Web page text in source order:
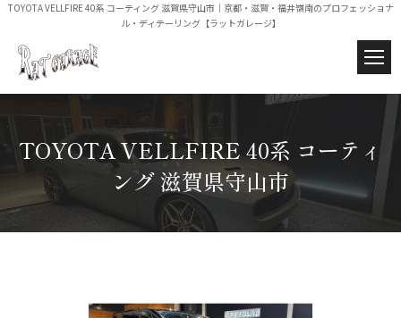
TOYOTA VELLFIRE 40系 コーティング 滋賀県守山市｜京都・滋賀・福井嶺南のプロフェッショナ
ル・ディテーリング【ラットガレージ】
TOYOTA VELLFIRE 40系 コーティ
ング 滋賀県守山市